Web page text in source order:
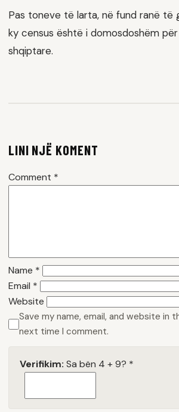
Pas toneve të larta, në fund ranë të
ky census është i domosdoshëm
shqiptare.
LINI NJË KOMENT
Comment *
Name *
Email *
Website
Save my name, email, and website in
next time I comment.
Verifikim: Sa bën 4 + 9? *